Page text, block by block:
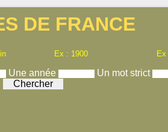
DE FRANCE
Ex : 1900
Une année Un mot strict